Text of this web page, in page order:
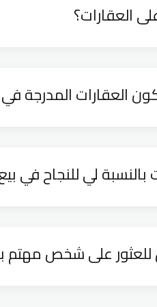
العقارات؟
العقارات المدرجة
لي للنجاح في
على شخص مهتم